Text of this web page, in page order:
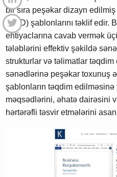
bir sıra peşəkar dizayn
(BRD) şablonlarını təklif edir.
ehtiyaclarına cavab vermək
tələblərini effektiv şəkildə
strukturlar və təlimatlar
sənədlərinə peşəkar toxunuş
şablonların təqdim
məqsədlərini, əhatə dairəsini
hərtərəfli təsvir etmələrini